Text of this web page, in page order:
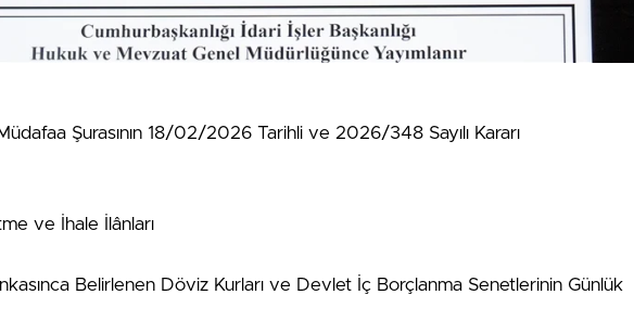
Şurasının 18/02/2026 Tarihli ve 2026/348 Sayılı Kararı
ve İhale İlânları
Belirlenen Döviz Kurları ve Devlet İç Borçlanma Senetlerinin Günlük